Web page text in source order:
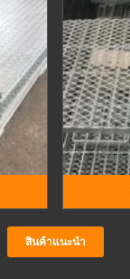
สินค้าแนะนำ